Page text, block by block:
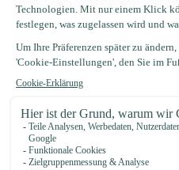
Zuletzt angesehen